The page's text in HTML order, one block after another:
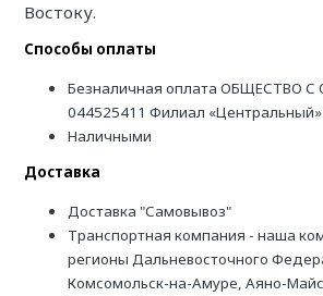
Востоку.
Способы оплаты
Безналичная оплата ОБЩЕСТВО
044525411 Филиал
Наличными
Доставка
Доставка "Самовывоз"
Транспортная компания - наша
регионы Дальневосточного
Комсомольск-на-Амуре, Аяно-